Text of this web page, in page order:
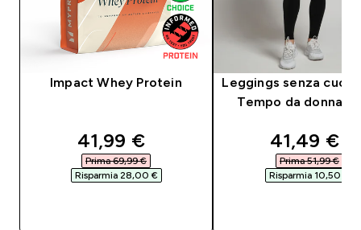
Impact Whey Protein
discounted price
41,99 €‎
Prima 69,99 €‎
Risparmia 28,00 €‎
Leggings senza
Tempo da donna -
41,49 €‎
Prima 51,99 €‎
Risparmia 10,50 €‎